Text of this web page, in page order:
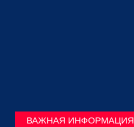
ВАЖНАЯ ИНФОРМАЦИЯ